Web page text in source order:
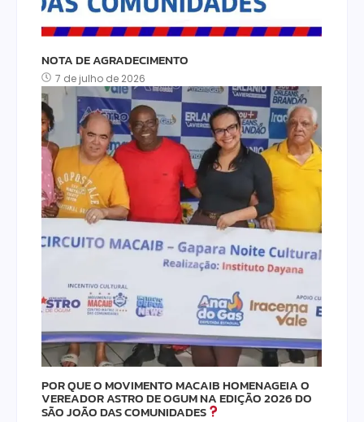
NOTA DE AGRADECIMENTO
7 de julho de 2026
POR QUE O MOVIMENTO MACAIB HOMENAGEIA O
VEREADOR ASTRO DE OGUM NA EDIÇÃO 2026 DO
SÃO JOÃO DAS COMUNIDADES